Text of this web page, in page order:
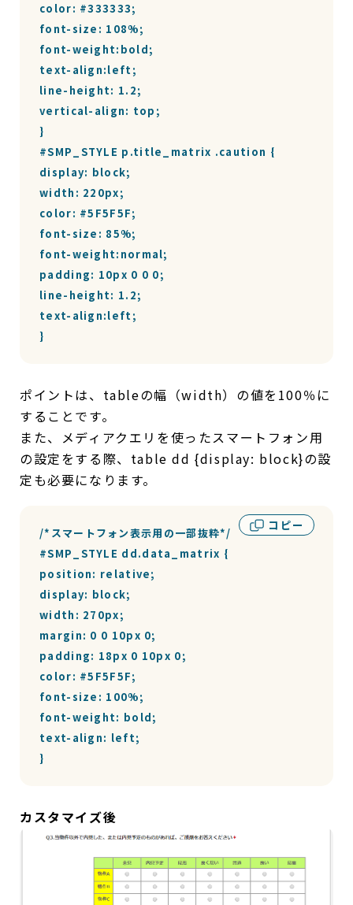
color: #333333;
font-size: 108%;
font-weight:bold;
text-align:left;
line-height: 1.2;
vertical-align: top;
}
#SMP_STYLE p.title_matrix .caution {
display: block;
width: 220px;
color: #5F5F5F;
font-size: 85%;
font-weight:normal;
padding: 10px 0 0 0;
line-height: 1.2;
text-align:left;
}
ポイントは、tableの幅（width）の値を100％に
することです。
また、メディアクエリを使ったスマートフォン用
の設定をする際、table dd {display: block}の設
定も必要になります。
コピー
/*スマートフォン表示用の一部抜粋*/
#SMP_STYLE dd.data_matrix {
position: relative;
display: block;
width: 270px;
margin: 0 0 10px 0;
padding: 18px 0 10px 0;
color: #5F5F5F;
font-size: 100%;
font-weight: bold;
text-align: left;
}
カスタマイズ後